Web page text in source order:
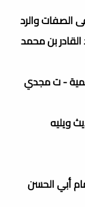
الصفات والرد
بن محمد
- ت مجدي
ويليه
أبي الحسن